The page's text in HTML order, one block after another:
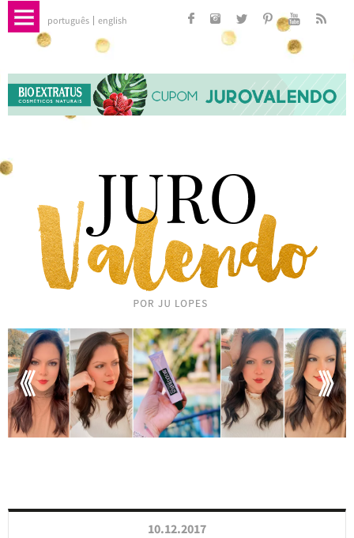
português english
10.12.2017